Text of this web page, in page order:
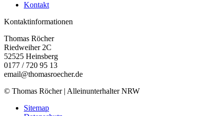
Kontakt
Kontaktinformationen
Thomas Röcher
Riedweiher 2C
52525 Heinsberg
0177 / 720 95 13
email@thomasroecher.de
© Thomas Röcher | Alleinunterhalter NRW
Sitemap